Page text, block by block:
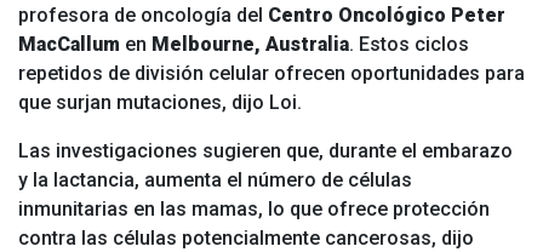
profesora de oncología del Centro Oncológico Peter
MacCallum en Melbourne, Australia. Estos ciclos
repetidos de división celular ofrecen oportunidades para
que surjan mutaciones, dijo Loi.
Las investigaciones sugieren que, durante el embarazo
y la lactancia, aumenta el número de células
inmunitarias en las mamas, lo que ofrece protección
contra las células potencialmente cancerosas, dijo